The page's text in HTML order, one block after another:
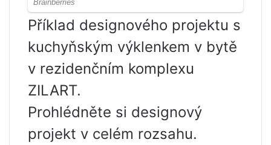
Příklad designového projektu s
kuchyňským výklenkem v bytě
v rezidenčním komplexu
ZILART.
Prohlédněte si designový
projekt v celém rozsahu.